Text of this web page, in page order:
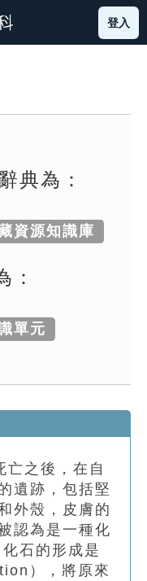
登入
典為：
資源知識庫
：
單元
之後，在自
遺跡，包括堅
外殼，皮膚的
認為是一種化
石的形成是
），將原來